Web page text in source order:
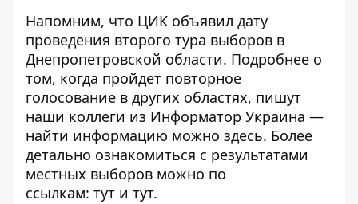
Напомним, что ЦИК объявил дату
проведения второго тура выборов в
Днепропетровской области. Подробнее о
том, когда пройдет повторное
голосование в других областях, пишут
наши коллеги из Информатор Украина —
найти информацию можно здесь. Более
детально ознакомиться с результатами
местных выборов можно по
ссылкам: тут и тут.